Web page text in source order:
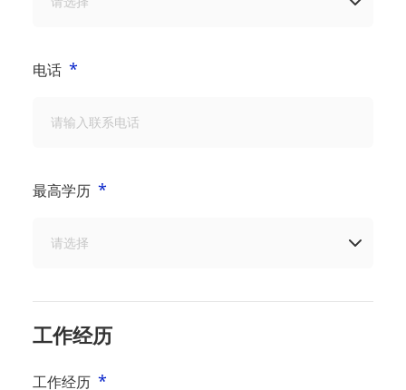
电话 *
最高学历 *
工作经历
工作经历 *